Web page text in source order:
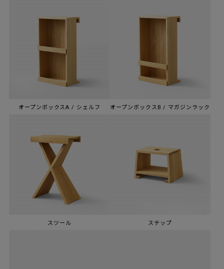
オープンボックスA / シェルフ オープンボックスB / マガジンラック
スツール ステップ